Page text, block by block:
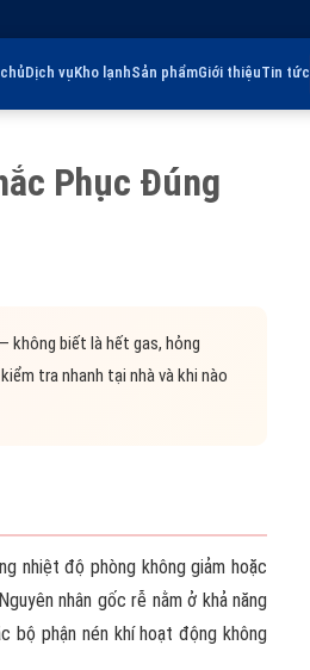
Dịch vụKho lạnhSản phẩmGiới thiệuTin tức
Phục Đúng
không biết là hết gas, hỏng
tra nhanh tại nhà và khi nào
nhiệt độ phòng không giảm hoặc
nhân gốc rễ nằm ở khả năng
bộ phận nén khí hoạt động không